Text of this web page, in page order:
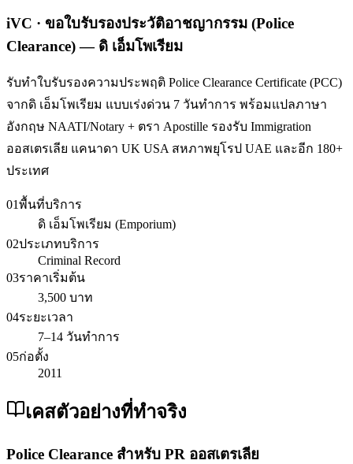
iVC · ขอใบรับรองประวัติอาชญากรรม (Police
Clearance) — ดิ เอ็มโพเรียม
รับทำใบรับรองความประพฤติ Police Clearance Certificate (PCC)
จากดิ เอ็มโพเรียม แบบเร่งด่วน 7 วันทำการ พร้อมแปลภาษา
อังกฤษ NAATI/Notary + ตรา Apostille รองรับ Immigration
ออสเตรเลีย แคนาดา UK USA สหภาพยุโรป UAE และอีก 180+
ประเทศ
01พื้นที่บริการ
ดิ เอ็มโพเรียม (Emporium)
02ประเภทบริการ
Criminal Record
03ราคาเริ่มต้น
3,500 บาท
04ระยะเวลา
7–14 วันทำการ
05ก่อตั้ง
2011
เคสตัวอย่างที่ทำจริง
Police Clearance สำหรับ PR ออสเตรเลีย